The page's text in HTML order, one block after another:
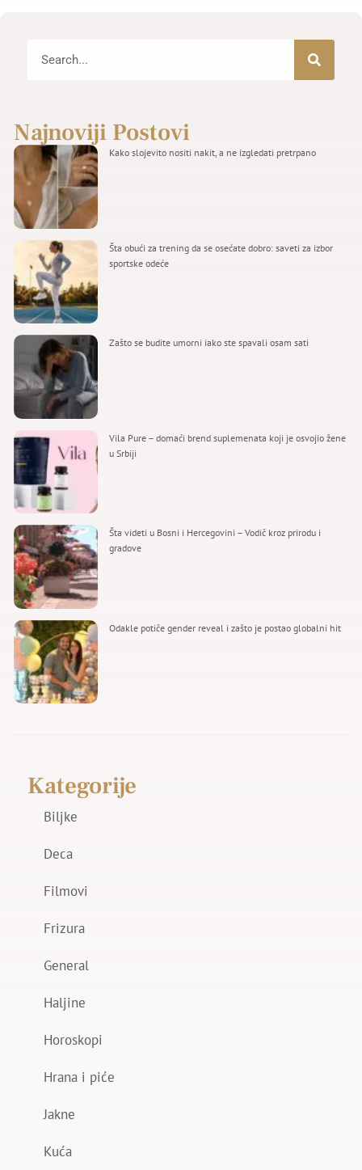
Najnoviji Postovi
Kako slojevito nositi nakit, a ne izgledati pretrpano
Šta obući za trening da se osećate dobro: saveti za izbor
sportske odeće
Zašto se budite umorni iako ste spavali osam sati
Vila Pure – domaći brend suplemenata koji je osvojio žene
u Srbiji
Šta videti u Bosni i Hercegovini – Vodič kroz prirodu i
gradove
Odakle potiče gender reveal i zašto je postao globalni hit
Kategorije
Biljke
Deca
Filmovi
Frizura
General
Haljine
Horoskopi
Hrana i piće
Jakne
Kuća